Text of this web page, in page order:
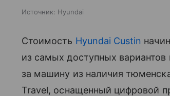
Источник: Hyundai
Стоимость Hyundai Custin
из самых доступных
за машину из наличия
Travel, оснащенный цифровой